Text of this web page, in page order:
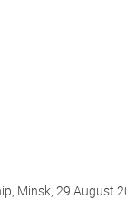
Minsk, 29 August